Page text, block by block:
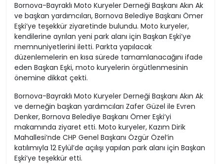
Bornova-Bayraklı Moto Kuryeler Derneği Başkanı Akın Ak
ve başkan yardımcıları, Bornova Belediye Başkanı Ömer
Eşki’ye teşekkür ziyaretinde bulundu. Moto kuryeler,
kendilerine ayrılan yeni park alanı için Başkan Eşki’ye
memnuniyetlerini iletti. Parkta yapılacak
düzenlemelerin en kısa sürede tamamlanacağını ifade
eden Başkan Eşki, moto kuryelerin örgütlenmesinin
önemine dikkat çekti.
Bornova-Bayraklı Moto Kuryeler Derneği Başkanı Akın Ak
ve derneğin başkan yardımcıları Zafer Güzel ile Evren
Denker, Bornova Belediye Başkanı Ömer Eşki’yi
makamında ziyaret etti. Moto kuryeler, Kazım Dirik
Mahallesi’nde CHP Genel Başkanı Özgür Özel’in
katılımıyla 12 Eylül’de açılışı yapılan park alanı için Başkan
Eşki’ye teşekkür etti.